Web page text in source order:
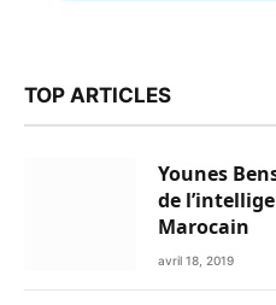
TOP ARTICLES
Younes
de
Marocain
avril 18, 2019